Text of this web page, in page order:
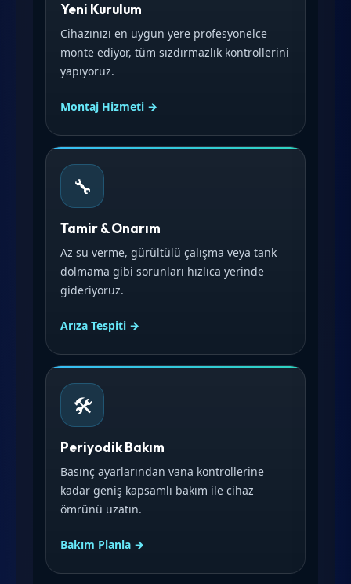
Yeni Kurulum
Cihazınızı en uygun yere profesyonelce
monte ediyor, tüm sızdırmazlık kontrollerini
yapıyoruz.
Montaj Hizmeti →
🔧
Tamir & Onarım
Az su verme, gürültülü çalışma veya tank
dolmama gibi sorunları hızlıca yerinde
gideriyoruz.
Arıza Tespiti →
🛠️
Periyodik Bakım
Basınç ayarlarından vana kontrollerine
kadar geniş kapsamlı bakım ile cihaz
ömrünü uzatın.
Bakım Planla →